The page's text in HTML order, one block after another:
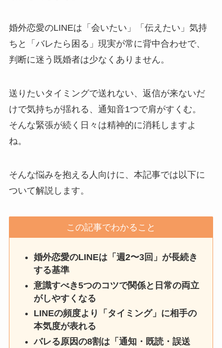
婚外恋愛のLINEは「会いたい」「伝えたい」気持
ちと「バレたら困る」現実が常に背中合わせで、
判断に迷う既婚者は少なくありません。
送りたいタイミングで送れない、返信が来ないだ
けで気持ちが揺れる、通知音1つで肩がすくむ。
そんな緊張が続く日々は精神的に消耗しますよ
ね。
そんな悩みを抱える人向けに、本記事では以下に
ついて解説します。
この記事でわかること
婚外恋愛のLINEは「週2〜3回」が長続き
する基準
意識すべき5つのコツで関係と日常の両立
がしやすくなる
LINEの頻度より「タイミング」に相手の
本気度が表れる
バレる原因の8割は「通知・既読・誤送